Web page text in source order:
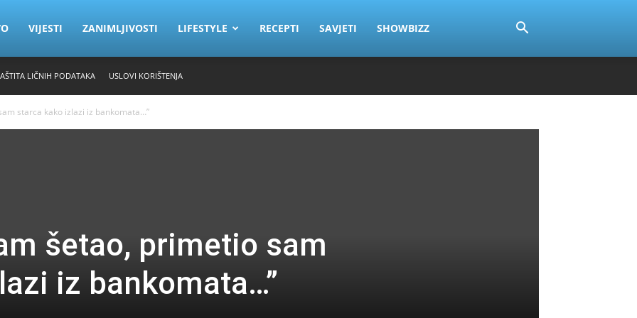
VIJESTI ZANIMLJIVOSTI LIFESTYLE RECEPTI SAVJETI SHOWBIZZ
LIČNIH PODATAKA USLOVI KORIŠTENJA
starca kako izlazi iz bankomata…”
šetao, primetio sam
iz bankomata…”